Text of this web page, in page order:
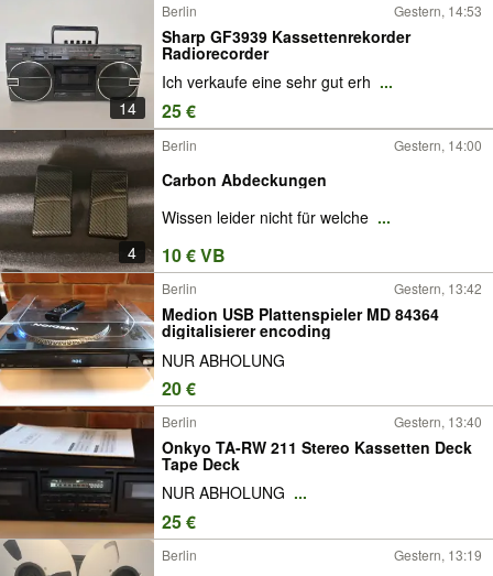
14
Berlin Gestern, 14:53
Sharp GF3939 Kassettenrekorder
Radiorecorder
Ich verkaufe eine sehr gut erh ...
25 €
4
Berlin Gestern, 14:00
Carbon Abdeckungen
Wissen leider nicht für welche ...
10 € VB
Berlin Gestern, 13:42
Medion USB Plattenspieler MD 84364
digitalisierer encoding
NUR ABHOLUNG
20 €
Berlin Gestern, 13:40
Onkyo TA-RW 211 Stereo Kassetten Deck
Tape Deck
NUR ABHOLUNG ...
25 €
Berlin Gestern, 13:19